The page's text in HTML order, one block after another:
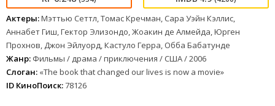
Актеры:Мэттью Сеттл, Томас Кречман, Сара Уэйн Кэллис,
Аннабет Гиш, Гектор Элизондо, Жоакин де Алмейда, Юрген
Прохнов, Джон Эйлуорд, Кастуло Герра, Обба Бабатунде
Жанр: Фильмы / драма / приключения / США / 2006
Слоган: «The book that changed our lives is now a movie»
ID КиноПоиск:78126